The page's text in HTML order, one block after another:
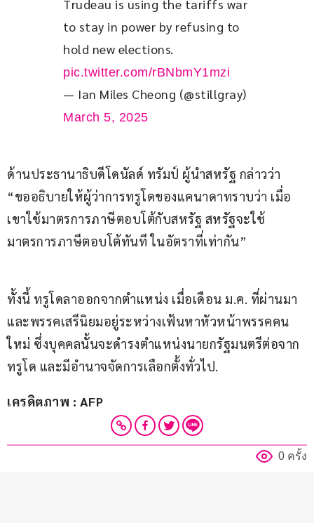
Trudeau is using the tariffs war
to stay in power by refusing to
hold new elections.
pic.twitter.com/rBNbmY1mzi
— Ian Miles Cheong (@stillgray)
March 5, 2025
ด้านประธานาธิบดีโดนัลด์ ทรัมป์ ผู้นำสหรัฐ กล่าวว่า
“ขออธิบายให้ผู้ว่าการทรูโดของแคนาดาทราบว่า เมื่อ
เขาใช้มาตรการภาษีตอบโต้กับสหรัฐ สหรัฐจะใช้
มาตรการภาษีตอบโต้ทันที ในอัตราที่เท่ากัน”
ทั้งนี้ ทรูโดลาออกจากตำแหน่ง เมื่อเดือน ม.ค. ที่ผ่านมา
และพรรคเสรีนิยมอยู่ระหว่างเฟ้นหาหัวหน้าพรรคคน
ใหม่ ซึ่งบุคคลนั้นจะดำรงตำแหน่งนายกรัฐมนตรีต่อจาก
ทรูโด และมีอำนาจจัดการเลือกตั้งทั่วไป.
เครดิตภาพ : AFP
0 ครั้ง